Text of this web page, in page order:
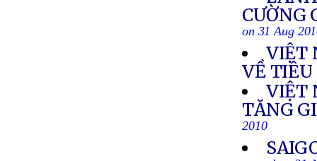
CƯỜNG
on 31 Aug
VIỆT
VỀ
VIỆT
TĂNG
2010